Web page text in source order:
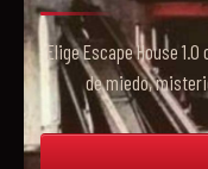
Elige Escape House
de miedo,